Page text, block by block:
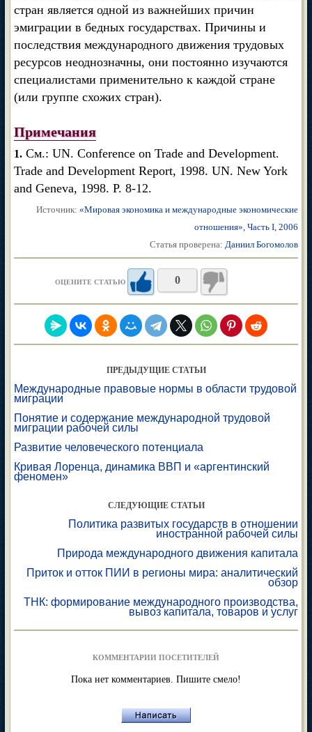
стран является одной из важнейших причин
эмиграции в бедных государствах. Причины и
последствия международного движения трудовых
ресурсов неоднозначны, они постоянно изучаются
специалистами применительно к каждой стране
(или группе схожих стран).
Примечания
1. См.: UN. Conference on Trade and Development.
Trade and Development Report, 1998. UN. New York
and Geneva, 1998. P. 8-12.
Источник: «Мировая экономика и международные экономические
отношения», Часть I, 2006
Статья проверена: Даниил Богомолов
ОЦЕНИТЕ СТАТЬЮ 0
ПРЕДЫДУЩИЕ СТАТЬИ
Международные правовые нормы в области трудовой
миграции
Понятие и содержание международной трудовой
миграции рабочей силы
Развитие человеческого потенциала
Кривая Лоренца, динамика ВВП и «аргентинский
феномен»
СЛЕДУЮЩИЕ СТАТЬИ
Политика развитых государств в отношении
иностранной рабочей силы
Природа международного движения капитала
Приток и отток ПИИ в регионы мира: аналитический
обзор
ТНК: формирование международного производства,
вывоз капитала, товаров и услуг
КОММЕНТАРИИ ПОСЕТИТЕЛЕЙ
Пока нет комментариев. Пишите смело!